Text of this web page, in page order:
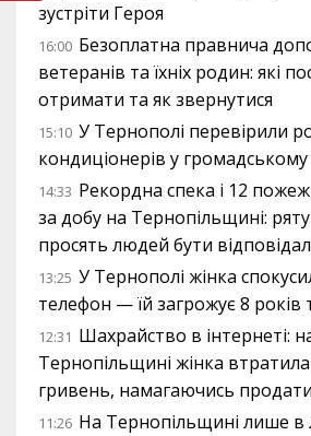
зустріти Героя
16:00 Безоплатна правнича
ветеранів та їхніх родин: які
отримати та як звернутися
15:10 У Тернополі перевірили
кондиціонерів у громадському
14:33 Рекордна спека і 12
за добу на Тернопільщині:
просять людей бути
13:25 У Тернополі жінка
телефон — їй загрожує 8
12:31 Шахрайство в інтернеті:
Тернопільщині жінка
гривень, намагаючись
11:26 На Тернопільщині лише в